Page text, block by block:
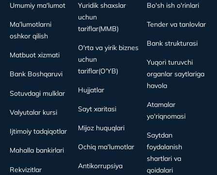
Umumiy ma'lumot
Ma’lumotlarni
oshkor qilish
Matbuot xizmati
Bank Boshqaruvi
Sotuvdagi mulklar
Valyutalar kursi
Ijtimoiy tadqiqotlar
Mahalla bankirlari
Rekvizitlar
Yuridik shaxslar
uchun
tariflar(MMB)
O'rta va yirik biznes
uchun
tariflar(O'YB)
Hujjatlar
Sayt xaritasi
Mijoz huquqlari
Ochiq ma'lumotlar
Antikorrupsiya
Bo'sh ish o'rinlari
Tender va tanlovlar
Bank strukturasi
Yuqori turuvchi
organlar saytlariga
havola
Atamalar
yo'riqnomasi
Saytdan
foydalanish
shartlari va
qoidalari